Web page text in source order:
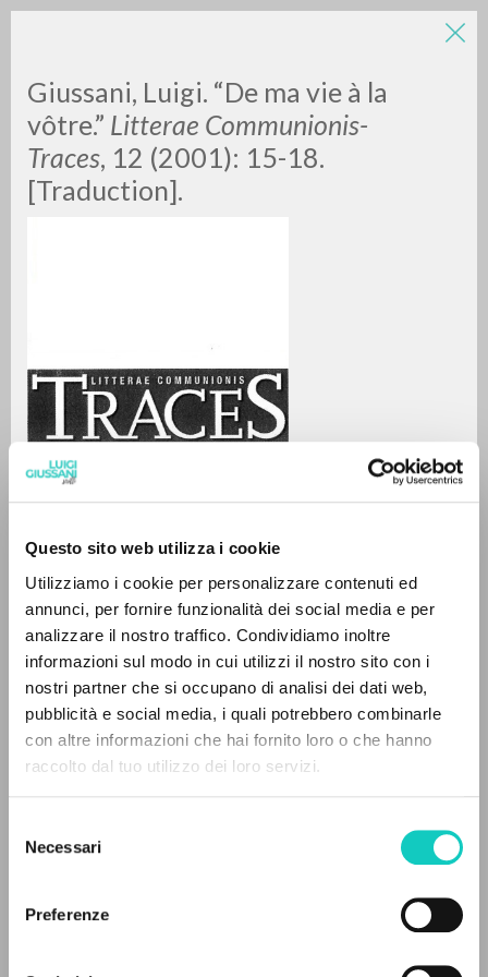
Questo sito web utilizza i cookie
Utilizziamo i cookie per personalizzare contenuti ed
annunci, per fornire funzionalità dei social media e per
analizzare il nostro traffico. Condividiamo inoltre
informazioni sul modo in cui utilizzi il nostro sito con i
nostri partner che si occupano di analisi dei dati web,
pubblicità e social media, i quali potrebbero combinarle
con altre informazioni che hai fornito loro o che hanno
raccolto dal tuo utilizzo dei loro servizi.
delNecessari
Preferenze
Giussani, Luigi. “De ma vie à la
vôtre.” Litterae Communionis-
Traces, 12 (2001): 15-18.
[Traduction].
Giussani LuigiAuthor
French
Litterae Communionis-Traces
2001
Pages: 4
LUIGI
GIUSSANI
0RESULTS FOUND
MORE RESULTS